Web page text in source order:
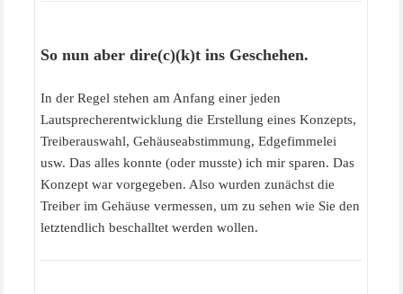
So nun aber dire(c)(k)t ins Geschehen.
In der Regel stehen am Anfang einer jeden
Lautsprecherentwicklung die Erstellung eines Konzepts,
Treiberauswahl, Gehäuseabstimmung, Edgefimmelei
usw. Das alles konnte (oder musste) ich mir sparen. Das
Konzept war vorgegeben. Also wurden zunächst die
Treiber im Gehäuse vermessen, um zu sehen wie Sie den
letztendlich beschalltet werden wollen.